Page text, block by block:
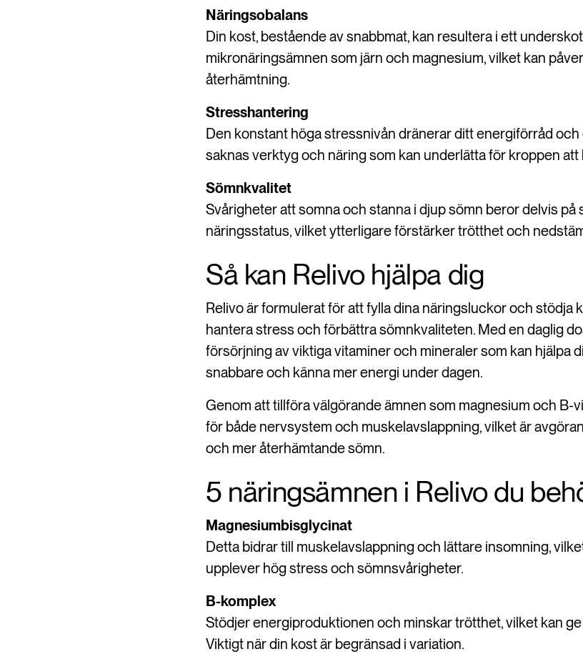
Näringsobalans
Din kost, bestående av snabbmat, kan resultera i ett
mikronäringsämnen som järn och magnesium, vilket kan
återhämtning.
Stresshantering
Den konstant höga stressnivån dränerar ditt energiförråd
saknas verktyg och näring som kan underlätta för kroppen att
Sömnkvalitet
Svårigheter att somna och stanna i djup sömn beror delvis
näringsstatus, vilket ytterligare förstärker trötthet och
Så kan Relivo hjälpa dig
Relivo är formulerat för att fylla dina näringsluckor och stödja
hantera stress och förbättra sömnkvaliteten. Med en daglig
försörjning av viktiga vitaminer och mineraler som kan hjälpa
snabbare och känna mer energi under dagen.
Genom att tillföra välgörande ämnen som magnesium och B-
för både nervsystem och muskelavslappning, vilket är
och mer återhämtande sömn.
5 näringsämnen i Relivo du
Magnesiumbisglycinat
Detta bidrar till muskelavslappning och lättare insomning,
upplever hög stress och sömnsvårigheter.
B-komplex
Stödjer energiproduktionen och minskar trötthet, vilket kan
Viktigt när din kost är begränsad i variation.